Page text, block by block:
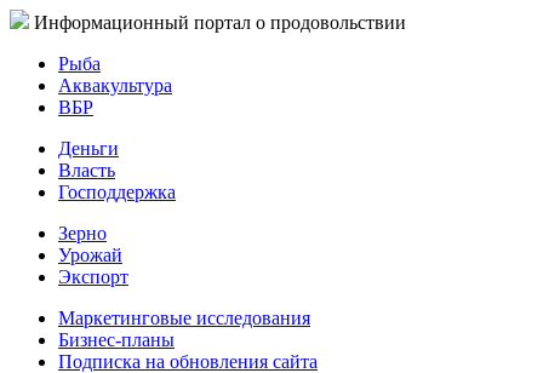
Информационный портал о продовольствии
Рыба
Аквакультура
ВБР
Деньги
Власть
Господдержка
Зерно
Урожай
Экспорт
Маркетинговые исследования
Бизнес-планы
Подписка на обновления сайта